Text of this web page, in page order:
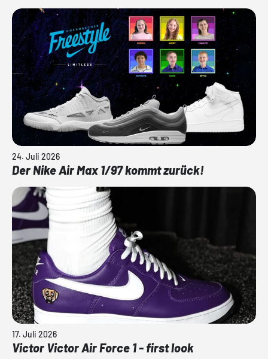
24. Juli 2026
Der Nike Air Max 1/97 kommt zurück!
17. Juli 2026
Victor Victor Air Force 1 - first look